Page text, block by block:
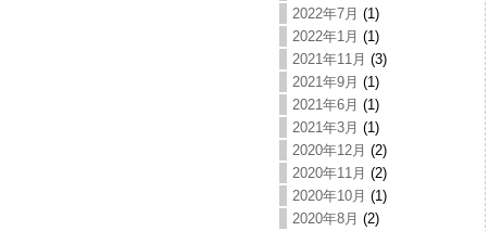
2022年7月 (1)
2022年1月 (1)
2021年11月 (3)
2021年9月 (1)
2021年6月 (1)
2021年3月 (1)
2020年12月 (2)
2020年11月 (2)
2020年10月 (1)
2020年8月 (2)